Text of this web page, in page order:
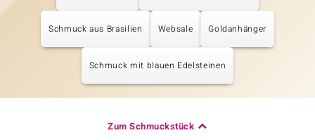
Schmuck aus Brasilien Websale Goldanhänger
Schmuck mit blauen Edelsteinen
Zum Schmuckstück